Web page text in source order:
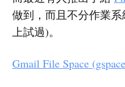
做到，而且不分作業
上試過)。
Gmail File Space